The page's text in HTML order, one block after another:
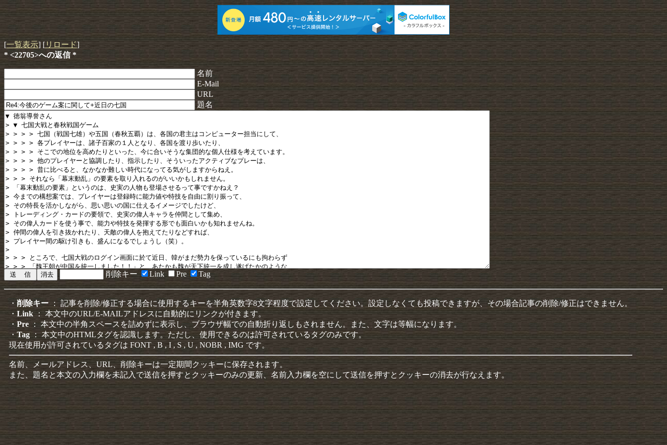
[一覧表示] [リロード]
* <22705>への返信 *
名前
E-Mail
URL
題名
削除キー Link Pre Tag
・ 削除キー： 記事を削除/修正する場合に使用するキーを半角英数字8文字程度で設定してください。設定しなくても投稿できますが、その場合記事の削除/修正はできません。
・Link： 本文中のURL/E-MAILアドレスに自動的にリンクが付きます。
・Pre ： 本文中の半角スペースを詰めずに表示し、ブラウザ幅での自動折り返しもされません。また、文字は等幅になります。
・Tag： 本文中のHTMLタグを認識します。ただし、使用できるのは許可されているタグのみです。
現在使用が許可されているタグは FONT , B , I , S , U , NOBR , IMG です。
名前、メールアドレス、URL、削除キーは一定期間クッキーに保存されます。
また、題名と本文の入力欄を未記入で送信を押すとクッキーのみの更新、名前入力欄を空にして送信を押すとクッキーの消去が行なえます。